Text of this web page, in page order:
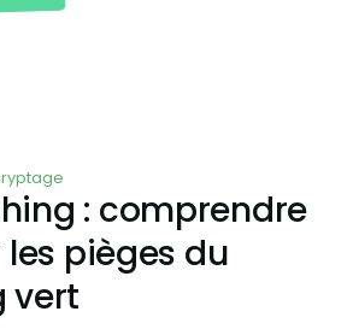
: comprendre
pièges du
vert